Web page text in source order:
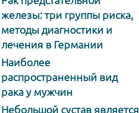
железы: три группы риска,
методы диагностики и
лечения в Германии
Наиболее
распространенный вид
рака у мужчин
Небольшой сустав является